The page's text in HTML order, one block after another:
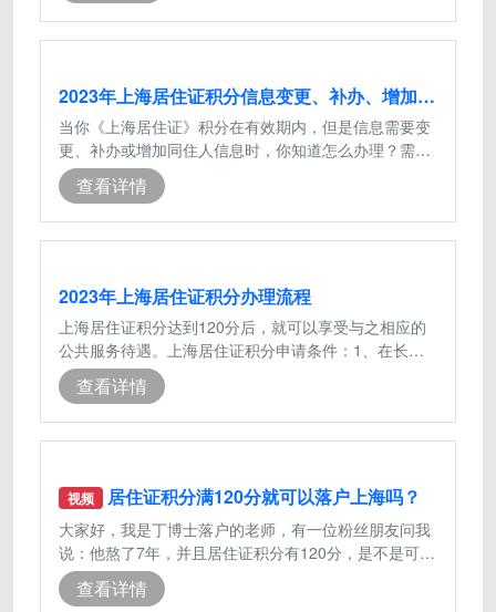
2023年上海居住证积分信息变更、补办、增加同住人信息流程
当你《上海居住证》积分在有效期内，但是信息需要变
更、补办或增加同住人信息时，你知道怎么办理？需要
什么材料吗？一、办理条件《上海市居
查看详情
2023年上海居住证积分办理流程
上海居住证积分达到120分后，就可以享受与之相应的
公共服务待遇。上海居住证积分申请条件：1、在长期
在上海市居住或工作，缴纳上海社保，并
查看详情
视频 居住证积分满120分就可以落户上海吗？
大家好，我是丁博士落户的老师，有一位粉丝朋友问我
说：他熬了7年，并且居住证积分有120分，是不是可以
直接落户上海呢？，在这里和大家讲一
查看详情